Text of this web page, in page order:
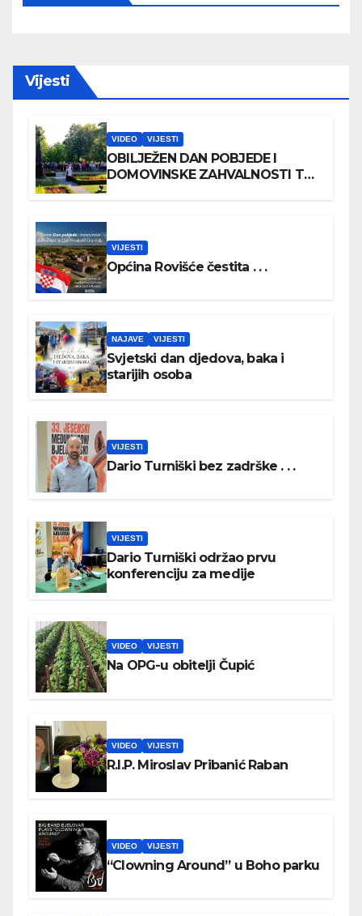
Vijesti
VIDEO VIJESTI
OBILJEŽEN DAN POBJEDE I
DOMOVINSKE ZAHVALNOSTI TE
VIJESTI
Općina Rovišće čestita . . .
NAJAVE VIJESTI
Svjetski dan djedova, baka i
starijih osoba
VIJESTI
Dario Turniški bez zadrške . . .
VIJESTI
Dario Turniški održao prvu
konferenciju za medije
VIDEO VIJESTI
Na OPG-u obitelji Čupić
VIDEO VIJESTI
R.I.P. Miroslav Pribanić Raban
VIDEO VIJESTI
“Clowning Around” u Boho parku